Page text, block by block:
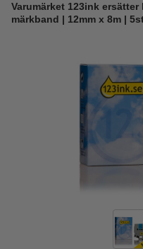
Varumärket 123ink
märkband | 12mm x 8m |